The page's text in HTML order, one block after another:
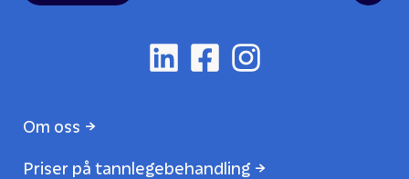
Om oss
Priser på tannlegebehandling